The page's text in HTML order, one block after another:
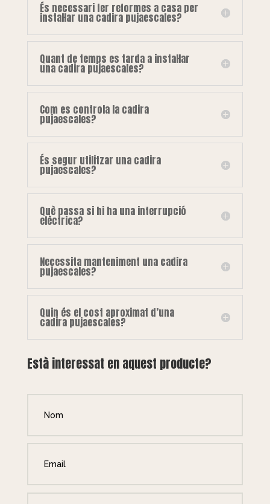
És necessari fer reformes a casa per
instal·lar una cadira pujaescales?
Quant de temps es tarda a instal·lar
una cadira pujaescales?
Com es controla la cadira
pujaescales?
És segur utilitzar una cadira
pujaescales?
Què passa si hi ha una interrupció
elèctrica?
Necessita manteniment una cadira
pujaescales?
Quin és el cost aproximat d’una
cadira pujaescales?
Està interessat en aquest producte?